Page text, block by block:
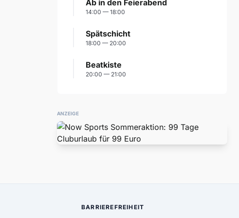
Ab in den Feierabend
14:00 — 18:00
Spätschicht
18:00 — 20:00
Beatkiste
20:00 — 21:00
ANZEIGE
BARRIEREFREIHEIT